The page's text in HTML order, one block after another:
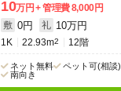
10万円 管理費8,000円
敷 0円 礼 10万円
1K 22.93m2 12階
ネット無料 ペット可(相談)
南向き